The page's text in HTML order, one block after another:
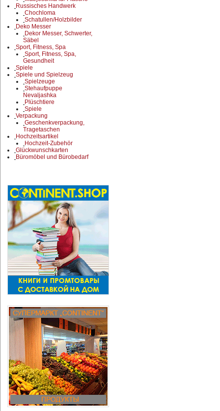
Russisches Handwerk
Chochloma
Schatullen/Holzbilder
Deko Messer
Dekor Messer, Schwerter,
Säbel
Sport, Fitness, Spa
Sport, Fitness, Spa,
Gesundheit
Spiele
Spiele und Spielzeug
Spielzeuge
Stehaufpuppe
Nevaljashka
Plüschtiere
Spiele
Verpackung
Geschenkverpackung,
Tragetaschen
Hochzeitsartikel
Hochzeit-Zubehör
Glückwunschkarten
Büromöbel und Bürobedarf